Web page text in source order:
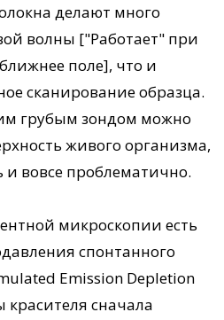
делают много
волны ["Работает" при
поле], что и
сканирование образца.
грубым зондом можно
живого организма,
и вовсе проблематично.
микроскопии есть
спонтанного
Emission Depletion
сначала